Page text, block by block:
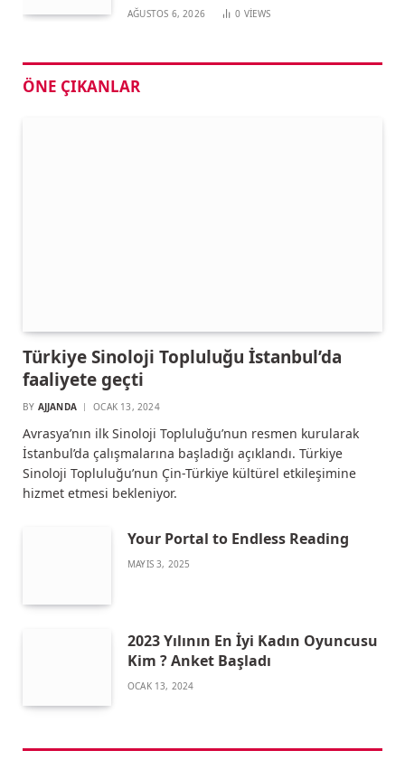
AĞUSTOS 6, 2026 0 VIEWS
ÖNE ÇIKANLAR
Türkiye Sinoloji Topluluğu İstanbul’da
faaliyete geçti
BY AJJANDA OCAK 13, 2024
Avrasya’nın ilk Sinoloji Topluluğu’nun resmen kurularak
İstanbul’da çalışmalarına başladığı açıklandı. Türkiye
Sinoloji Topluluğu’nun Çin-Türkiye kültürel etkileşimine
hizmet etmesi bekleniyor.
Your Portal to Endless Reading
MAYIS 3, 2025
2023 Yılının En İyi Kadın Oyuncusu
Kim ? Anket Başladı
OCAK 13, 2024